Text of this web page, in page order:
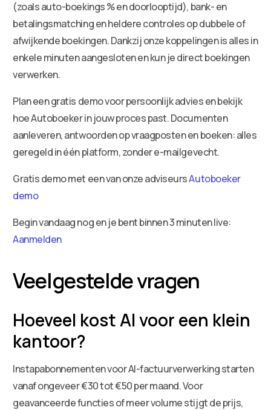
(zoals auto-boekings % en doorlooptijd), bank- en
betalingsmatching en heldere controles op dubbele of
afwijkende boekingen. Dankzij onze koppelingen is alles in
enkele minuten aangesloten en kun je direct boekingen
verwerken.
Plan een gratis demo voor persoonlijk advies en bekijk
hoe Autoboeker in jouw proces past. Documenten
aanleveren, antwoorden op vraagposten en boeken: alles
geregeld in één platform, zonder e-mailgevecht.
Gratis demo met een van onze adviseursAutoboeker
demo
Begin vandaag nog en je bent binnen 3 minuten live:
Aanmelden
Veelgestelde vragen
Hoeveel kost AI voor een klein
kantoor?
Instapabonnementen voor AI-factuurverwerking starten
vanaf ongeveer €30 tot €50 per maand. Voor
geavanceerde functies of meer volume stijgt de prijs,